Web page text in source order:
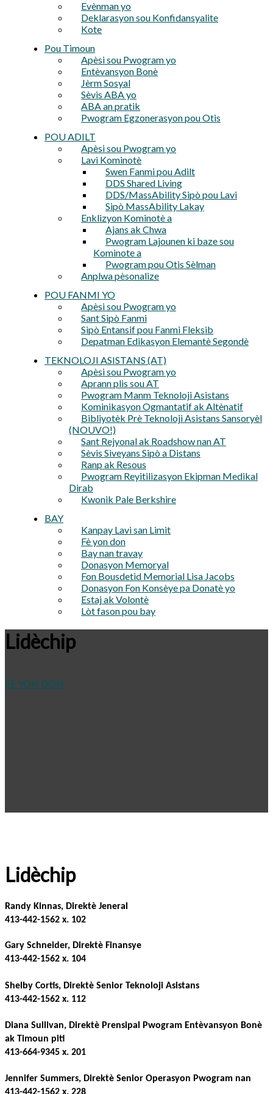
Evènman yo
Deklarasyon sou Konfidansyalite
Kote
Pou Timoun
Apèsi sou Pwogram yo
Entèvansyon Bonè
Jèrm Sosyal
Sèvis ABA yo
ABA an pratik
Pwogram Egzonerasyon pou Otis
POU ADILT
Apèsi sou Pwogram yo
Lavi Kominotè
Swen Fanmi pou Adilt
DDS Shared Living
DDS/MassAbility Sipò pou Lavi
Sipò MassAbility Lakay
Enklizyon Kominotè a
Ajans ak Chwa
Pwogram Lajounen ki baze sou
Kominote a
Pwogram pou Otis Sèlman
Anplwa pèsonalize
POU FANMI YO
Apèsi sou Pwogram yo
Sant Sipò Fanmi
Sipò Entansif pou Fanmi Fleksib
Depatman Edikasyon Elemantè Segondè
TEKNOLOJI ASISTANS (AT)
Apèsi sou Pwogram yo
Aprann plis sou AT
Pwogram Manm Teknoloji Asistans
Kominikasyon Ogmantatif ak Altènatif
Bibliyotèk Prè Teknoloji Asistans Sansoryèl
(NOUVO!)
Sant Rejyonal ak Roadshow nan AT
Sèvis Siveyans Sipò a Distans
Ranp ak Resous
Pwogram Reyitilizasyon Ekipman Medikal
Dirab
Kwonik Pale Berkshire
BAY
Kanpay Lavi san Limit
Fè yon don
Bay nan travay
Donasyon Memoryal
Fon Bousdetid Memorial Lisa Jacobs
Donasyon Fon Konsèye pa Donatè yo
Estaj ak Volontè
Lòt fason pou bay
Lidèchip
FÈ YON DON
Lidèchip
Randy Kinnas, Direktè Jeneral
413-442-1562 x. 102
Gary Schneider, Direktè Finansye
413-442-1562 x. 104
Shelby Cortis, Direktè Senior Teknoloji Asistans
413-442-1562 x. 112
Diana Sullivan, Direktè Prensipal Pwogram Entèvansyon Bonè
ak Timoun piti
413-664-9345 x. 201
Jennifer Summers, Direktè Senior Operasyon Pwogram nan